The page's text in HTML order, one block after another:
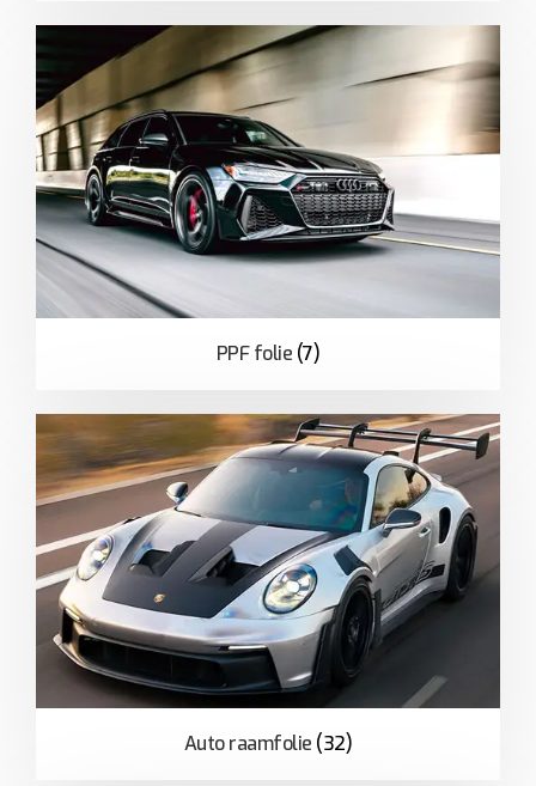
PPF folie (7)
Auto raamfolie (32)